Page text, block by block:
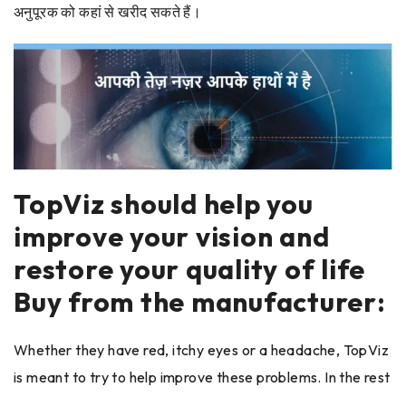
अनुपूरक को कहां से खरीद सकते हैं।
TopViz should help you
improve your vision and
restore your quality of life
Buy from the manufacturer:
Whether they have red, itchy eyes or a headache, TopViz
is meant to try to help improve these problems. In the rest